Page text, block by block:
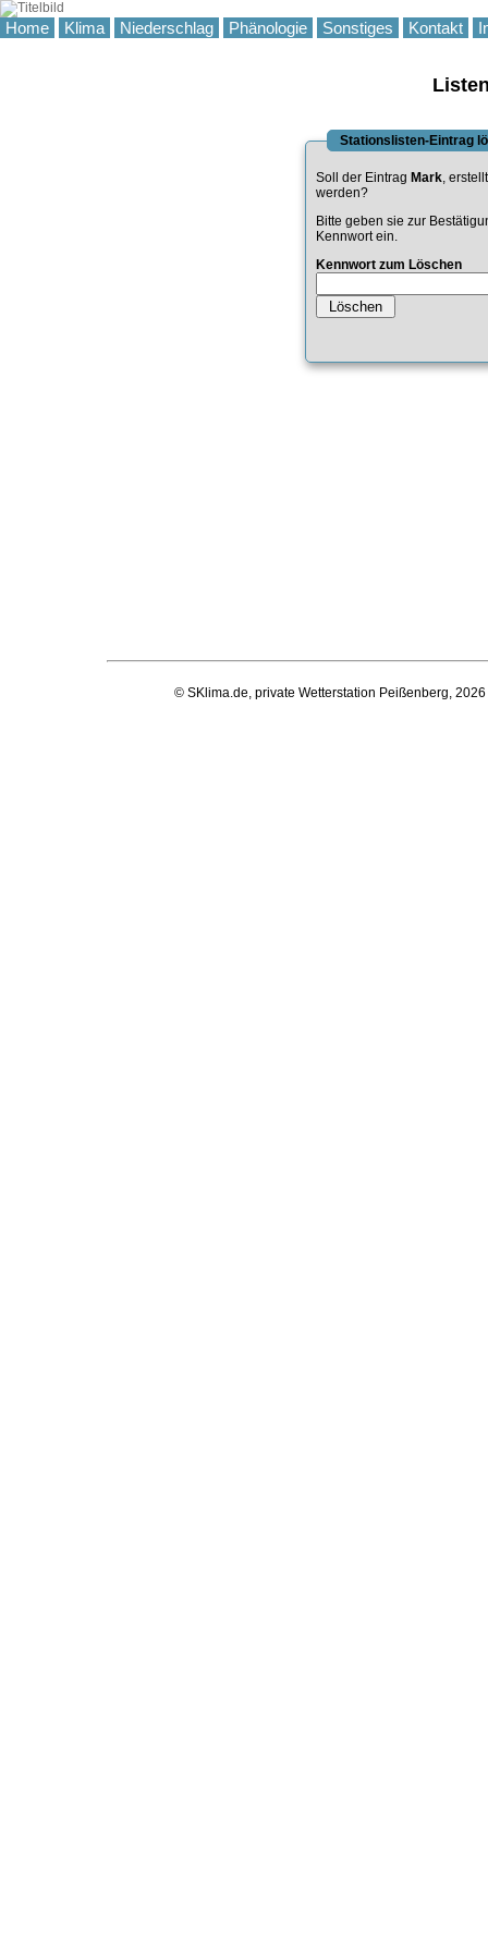
Home Klima Niederschlag Phänologie Sonstiges Kontakt
Stationslisten-Eintrag
Soll der Eintrag Mark,
werden?
Bitte geben sie zur
Kennwort ein.
Kennwort zum Löschen
© SKlima.de, private Wetterstation Peißenberg,